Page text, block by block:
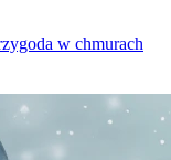
w chmurach